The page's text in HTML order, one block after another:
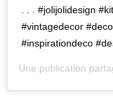
. . . #jolijolidesign
#vintagedecor
#inspirationdeco
Une publication